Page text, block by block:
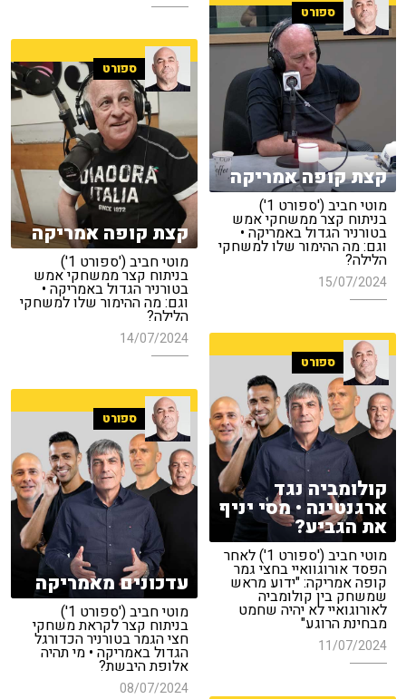
ספורט
קצת קופה אמריקה
מוטי חביב ('ספורט 1')
בניתוח קצר ממשחקי אמש
בטורניר הגדול באמריקה •
וגם: מה ההימור שלו למשחקי
הלילה?
15/07/2024
ספורט
קצת קופה אמריקה
מוטי חביב ('ספורט 1')
בניתוח קצר ממשחקי אמש
בטורניר הגדול באמריקה •
וגם: מה ההימור שלו למשחקי
הלילה?
14/07/2024
ספורט
קולומביה נגד
ארגנטינה • מסי יניף
את הגביע?
מוטי חביב ('ספורט 1') לאחר
הפסד אורוגוואיי בחצי גמר
קופה אמריקה: "ידוע מראש
שמשחק בין קולומביה
לאורוגואיי לא יהיה שחמט
מבחינת הרוגע"
11/07/2024
ספורט
עדכונים מאמריקה
מוטי חביב ('ספורט 1')
בניתוח קצר לקראת משחקי
חצי הגמר בטורניר הכדורגל
הגדול באמריקה • מי תהיה
אלופת היבשת?
08/07/2024